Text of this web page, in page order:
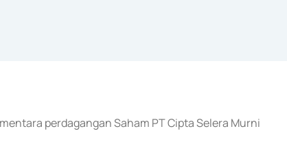
perdagangan Saham PT Cipta Selera Murni